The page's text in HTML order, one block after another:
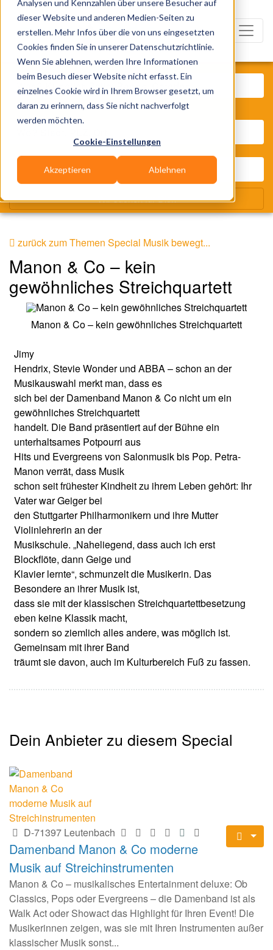
Analysen und Kennzahlen über unsere Besucher auf
dieser Website und anderen Medien-Seiten zu
erstellen. Mehr Infos über die von uns eingesetzten
Cookies finden Sie in unserer Datenschutzrichtlinie.
Wenn Sie ablehnen, werden Ihre Informationen
beim Besuch dieser Website nicht erfasst. Ein
einzelnes Cookie wird in Ihrem Browser gesetzt, um
daran zu erinnern, dass Sie nicht nachverfolgt
werden möchten.
Cookie-Einstellungen
Akzeptieren Ablehnen
zurück zum Themen Special Musik bewegt...
Manon & Co – kein
gewöhnliches Streichquartett
Manon & Co – kein gewöhnliches Streichquartett
Jimy
Hendrix, Stevie Wonder und ABBA – schon an der
Musikauswahl merkt man, dass es
sich bei der Damenband Manon & Co nicht um ein
gewöhnliches Streichquartett
handelt. Die Band präsentiert auf der Bühne ein
unterhaltsames Potpourri aus
Hits und Evergreens von Salonmusik bis Pop. Petra-
Manon verrät, dass Musik
schon seit frühester Kindheit zu ihrem Leben gehört: Ihr
Vater war Geiger bei
den Stuttgarter Philharmonikern und ihre Mutter
Violinlehrerin an der
Musikschule. „Naheliegend, dass auch ich erst
Blockflöte, dann Geige und
Klavier lernte“, schmunzelt die Musikerin. Das
Besondere an ihrer Musik ist,
dass sie mit der klassischen Streichquartettbesetzung
eben keine Klassik macht,
sondern so ziemlich alles andere, was möglich ist.
Gemeinsam mit ihrer Band
träumt sie davon, auch im Kulturbereich Fuß zu fassen.
Dein Anbieter zu diesem Special
D-71397 Leutenbach
Damenband Manon & Co moderne
Musik auf Streichinstrumenten
Manon & Co – musikalisches Entertainment deluxe: Ob
Classics, Pops oder Evergreens – die Damenband ist als
Walk Act oder Showact das Highlight für Ihren Event! Die
Musikerinnen zeigen, was sie mit Ihren Instrumenten außer
klassischer Musik sonst...
Was? Künstler, Zelte, Bands,
Wo? Stadt, PLZ, Ort
Wir suchen für Dich